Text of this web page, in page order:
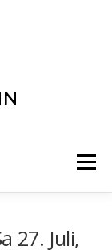
Menü
27. Juli,